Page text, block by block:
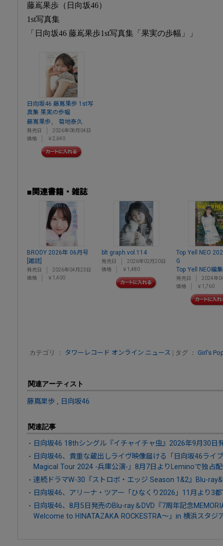
藤嶌果歩（日向坂46）
1st写真集
「日向坂46 藤嶌果歩1st写真集「果実の歩幅」」
日向坂46 藤嶌果歩 1st写
真集 果実の歩幅
藤嶌果歩、 菊地泰久
発売日
2026年08月04日
価格
￥2,640
■関連書籍・雑誌
BRODY 2026年 06月号
[雑誌]
発売日
2026年04月23日
価格
￥1,400
blt graph.vol.114
発売日
2026年02月20日
価格
￥1,480
Top Yell NEO
G
Top Yell NEO編
発売日
2024年
価格
￥1,760
カテゴリ ： タワーレコード オンライン ニュース | タグ ： Girl's
関連アーティスト
藤嶌果歩 日向坂46
関連記事
日向坂46 18thシングル『イチャイチャ虫』2026年9月30日
日向坂46、貴重な蔵出しライヴ映像届ける「日向坂46ライ
Magical Tour 2024 -兵庫公演-」8月7日よりLeminoで独占
連続ドラマW-30『ストロボ・エッジ Season 1&2』Blu-
日向坂46、アリーナ・ツアー「ひなくり2026」11月より3
日向坂46、8月5日発売のBlu-ray＆DVD『7周年記念
Welcome to HINATAZAKA ROCKESTRA～」in 横浜スタジ